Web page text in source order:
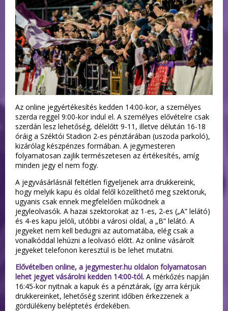
Az online jegyértékesítés kedden 14:00-kor, a személyes
szerda reggel 9:00-kor indul el. A személyes elővételre csak
szerdán lesz lehetőség, délelőtt 9-11, illetve délután 16-18
óráig a Széktói Stadion 2-es pénztárában (uszoda parkoló),
kizárólag készpénzes formában. A jegymesteren
folyamatosan zajlik természetesen az értékesítés, amíg
minden jegy el nem fogy.
A jegyvásárlásnál feltétlen figyeljenek arra drukkereink,
hogy melyik kapu és oldal felől közelíthető meg szektoruk,
ugyanis csak ennek megfelelően működnek a
jegyleolvasók. A hazai szektorokat az 1-es, 2-es („A” lelátó)
és 4-es kapu jelöli, utóbbi a városi oldal, a „B” lelátó. A
jegyeket nem kell bedugni az automatába, elég csak a
vonalkóddal lehúzni a leolvasó előtt. Az online vásárolt
jegyeket telefonon keresztül is be lehet mutatni.
Elővételben online, a jegymester.hu oldalon folyamatosan
lehet jegyet vásárolni kedden 14:00-tól. A mérkőzés napján
16:45-kor nyitnak a kapuk és a pénztárak, így arra kérjük
drukkereinket, lehetőség szerint időben érkezzenek a
gördülékeny beléptetés érdekében.